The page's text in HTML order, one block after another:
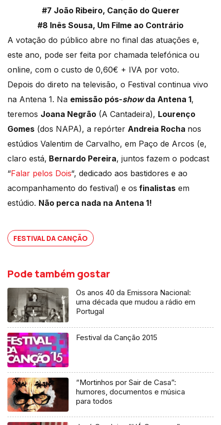
#7 João Ribeiro, Canção do Querer
#8 Inês Sousa, Um Filme ao Contrário
A votação do público abre no final das atuações e,
este ano, pode ser feita por chamada telefónica ou
online, com o custo de 0,60€ + IVA por voto.
Depois do direto na televisão, o Festival continua vivo
na Antena 1. Na emissão pós-showda Antena 1,
teremos Joana Negrão (A Cantadeira), Lourenço
Gomes (dos NAPA), a repórter Andreia Rocha nos
estúdios Valentim de Carvalho, em Paço de Arcos (e,
claro está, Bernardo Pereira, juntos fazem o podcast
“Falar pelos Dois“, dedicado aos bastidores e ao
acompanhamento do festival) e os finalistas em
estúdio. Não perca nada na Antena 1!
FESTIVAL DA CANÇÃO
Pode também gostar
Os anos 40 da Emissora Nacional:
uma década que mudou a rádio em
Portugal
Festival da Canção 2015
“Mortinhos por Sair de Casa”:
humores, documentos e música
para todos